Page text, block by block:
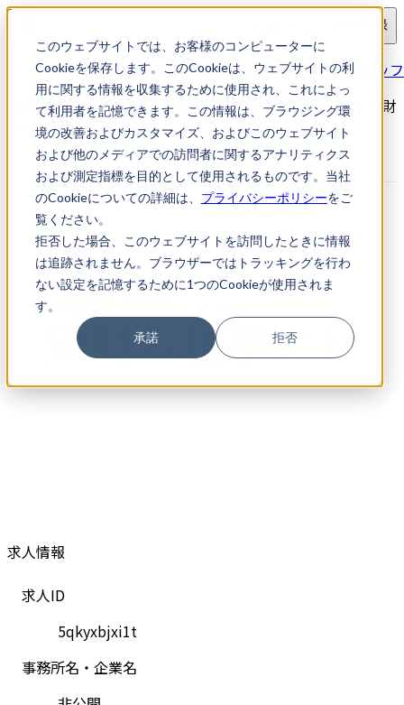
このウェブサイトでは、お客様のコンピューターに
Cookieを保存します。このCookieは、ウェブサイトの利
用に関する情報を収集するために使用され、これによっ
て利用者を記憶できます。この情報は、ブラウジング環
境の改善およびカスタマイズ、およびこのウェブサイト
および他のメディアでの訪問者に関するアナリティクス
および測定指標を目的として使用されるものです。当社
のCookieについての詳細は、 プライバシーポリシーをご
覧ください。
拒否した場合、このウェブサイトを訪問したときに情報
は追跡されません。ブラウザーではトラッキングを行わ
ない設定を記憶するために1つのCookieが使用されま
す。
承諾 拒否
会員登録
求人検索 【東京都千代田区】外国特許事務スタッフ
【東京都千代田区】外国特許事務スタッフ｜知財転職・知財
お仕事ナビ
求人情報
求人ID
5qkyxbjxi1t
事務所名・企業名